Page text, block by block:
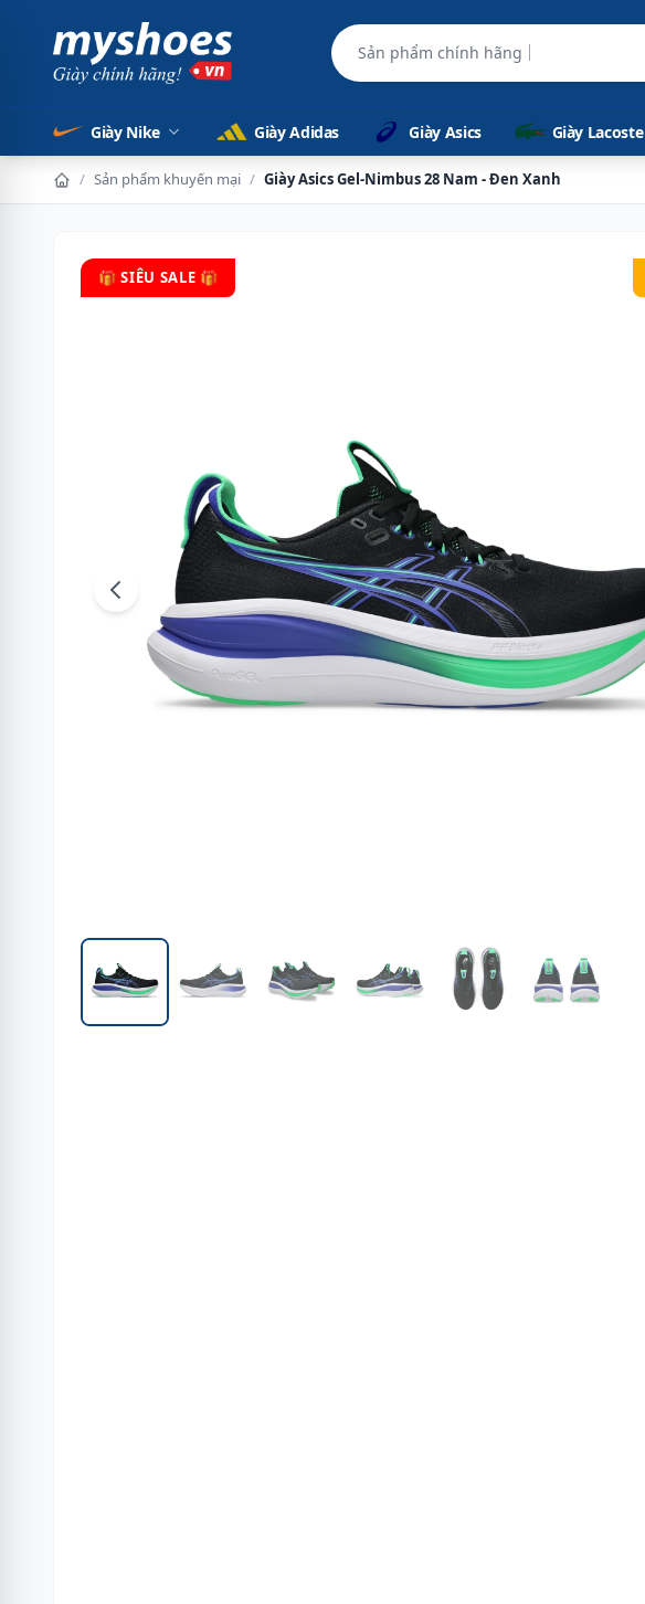
Sản phẩm chính hãng 100%
Giày Nike Giày Adidas Giày Asics Giày Lacoste
/ Sản phẩm khuyến mại / Giày Asics Gel-Nimbus 28 Nam - Đen Xanh
🎁 SIÊU SALE 🎁